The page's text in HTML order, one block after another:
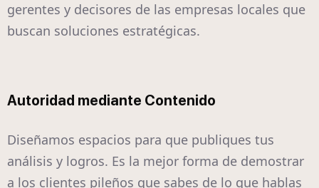
gerentes y decisores de las empresas locales que
buscan soluciones estratégicas.
Autoridad mediante Contenido
Diseñamos espacios para que publiques tus
análisis y logros. Es la mejor forma de demostrar
a los clientes pileños que sabes de lo que hablas